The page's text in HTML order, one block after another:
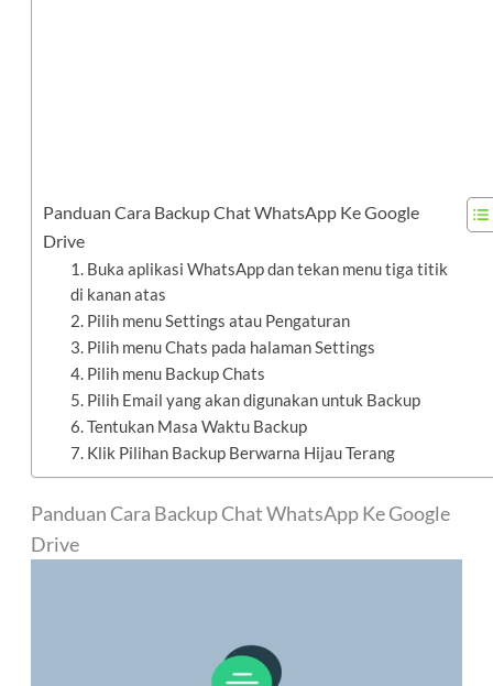
Panduan Cara Backup Chat WhatsApp Ke Google
Drive
1. Buka aplikasi WhatsApp dan tekan menu tiga titik
di kanan atas
2. Pilih menu Settings atau Pengaturan
3. Pilih menu Chats pada halaman Settings
4. Pilih menu Backup Chats
5. Pilih Email yang akan digunakan untuk Backup
6. Tentukan Masa Waktu Backup
7. Klik Pilihan Backup Berwarna Hijau Terang
Panduan Cara Backup Chat WhatsApp Ke Google
Drive